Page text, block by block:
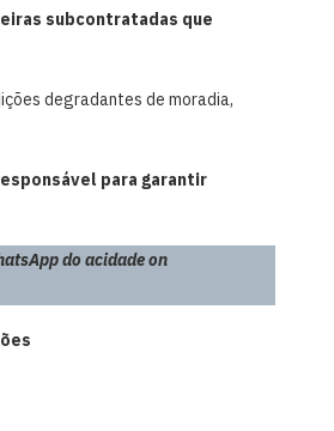
subcontratadas que
degradantes de moradia,
para garantir
do acidade on